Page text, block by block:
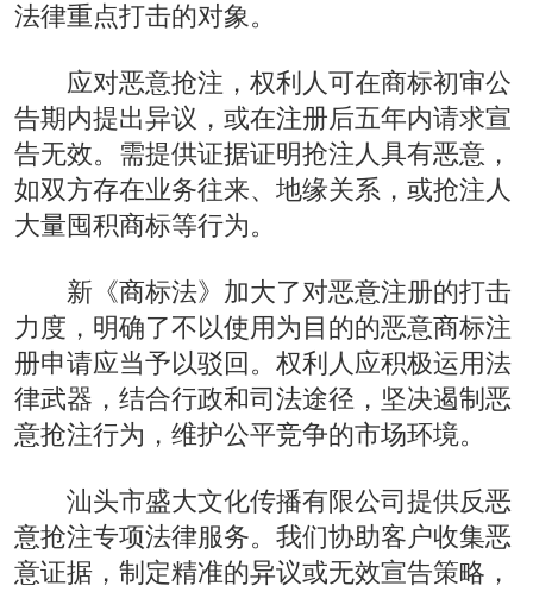
法律重点打击的对象。
应对恶意抢注，权利人可在商标初审公
告期内提出异议，或在注册后五年内请求宣
告无效。需提供证据证明抢注人具有恶意，
如双方存在业务往来、地缘关系，或抢注人
大量囤积商标等行为。
新《商标法》加大了对恶意注册的打击
力度，明确了不以使用为目的的恶意商标注
册申请应当予以驳回。权利人应积极运用法
律武器，结合行政和司法途径，坚决遏制恶
意抢注行为，维护公平竞争的市场环境。
汕头市盛大文化传播有限公司提供反恶
意抢注专项法律服务。我们协助客户收集恶
意证据，制定精准的异议或无效宣告策略，